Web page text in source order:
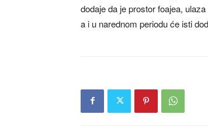
dodaje da je prostor foajea,
a i u narednom periodu će isti